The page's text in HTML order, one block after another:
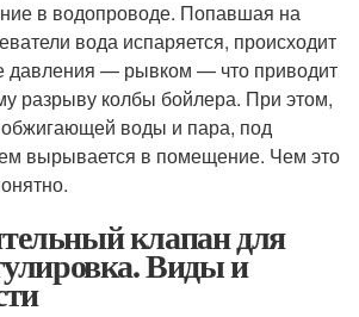
в водопроводе. Попавшая на
вода испаряется, происходит
давления — рывком — что приводит
разрыву колбы бойлера. При этом,
воды и пара, под
вырывается в помещение. Чем это
клапан для
Виды и